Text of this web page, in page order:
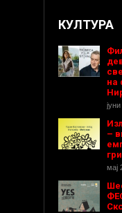
КУЛТУРА
на
–
мај